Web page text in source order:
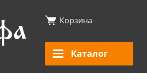
Корзина
Каталог